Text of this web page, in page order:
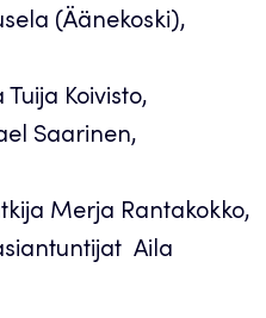
(Äänekoski),
Koivisto,
Saarinen,
Merja Rantakokko,
Aila